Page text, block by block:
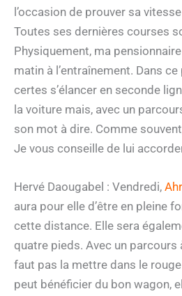
l’occasion de prouver sa
Toutes ses dernières courses
Physiquement, ma
matin à l’entraînement. Dans
certes s’élancer en seconde
la voiture mais, avec un
son mot à dire. Comme
Je vous conseille de lui
Hervé Daougabel : Vendredi,
aura pour elle d’être en pleine
cette distance. Elle sera
quatre pieds. Avec un parcours
faut pas la mettre dans le
peut bénéficier du bon wagon,